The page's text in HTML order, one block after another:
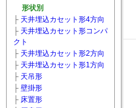
形状別
├ 天井埋込カセット形4方向
├ 天井埋込カセット形コンパ
クト
├ 天井埋込カセット形2方向
├ 天井埋込カセット形1方向
├ 天吊形
├ 壁掛形
├ 床置形